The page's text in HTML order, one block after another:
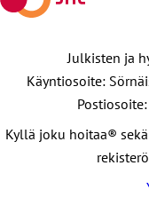
t
l
o
Julkisten ja
Käyntiosoite:
Kyllä joku hoitaa®